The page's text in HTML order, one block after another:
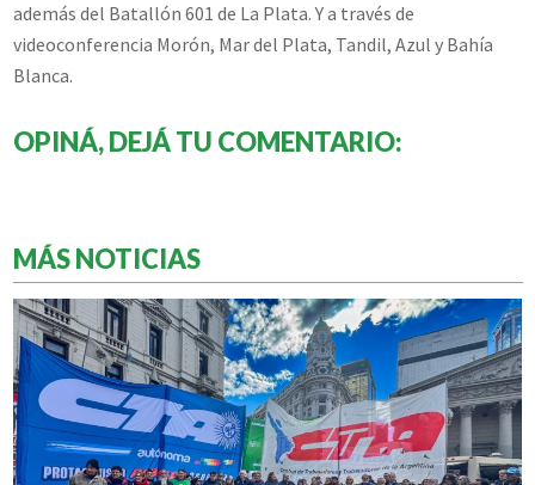
además del Batallón 601 de La Plata. Y a través de
videoconferencia Morón, Mar del Plata, Tandil, Azul y Bahía
Blanca.
OPINÁ, DEJÁ TU COMENTARIO:
MÁS NOTICIAS